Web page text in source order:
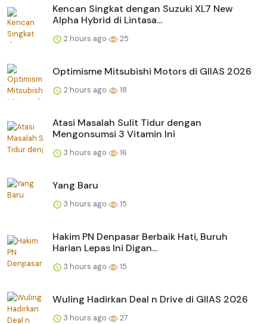
Kencan Singkat dengan Suzuki XL7 New
Alpha Hybrid di Lintasa...
2 hours ago 25
Optimisme Mitsubishi Motors di GIIAS 2026
2 hours ago 18
Atasi Masalah Sulit Tidur dengan
Mengonsumsi 3 Vitamin Ini
3 hours ago 16
Yang Baru
3 hours ago 15
Hakim PN Denpasar Berbaik Hati, Buruh
Harian Lepas Ini Digan...
3 hours ago 15
Wuling Hadirkan Deal n Drive di GIIAS 2026
3 hours ago 27